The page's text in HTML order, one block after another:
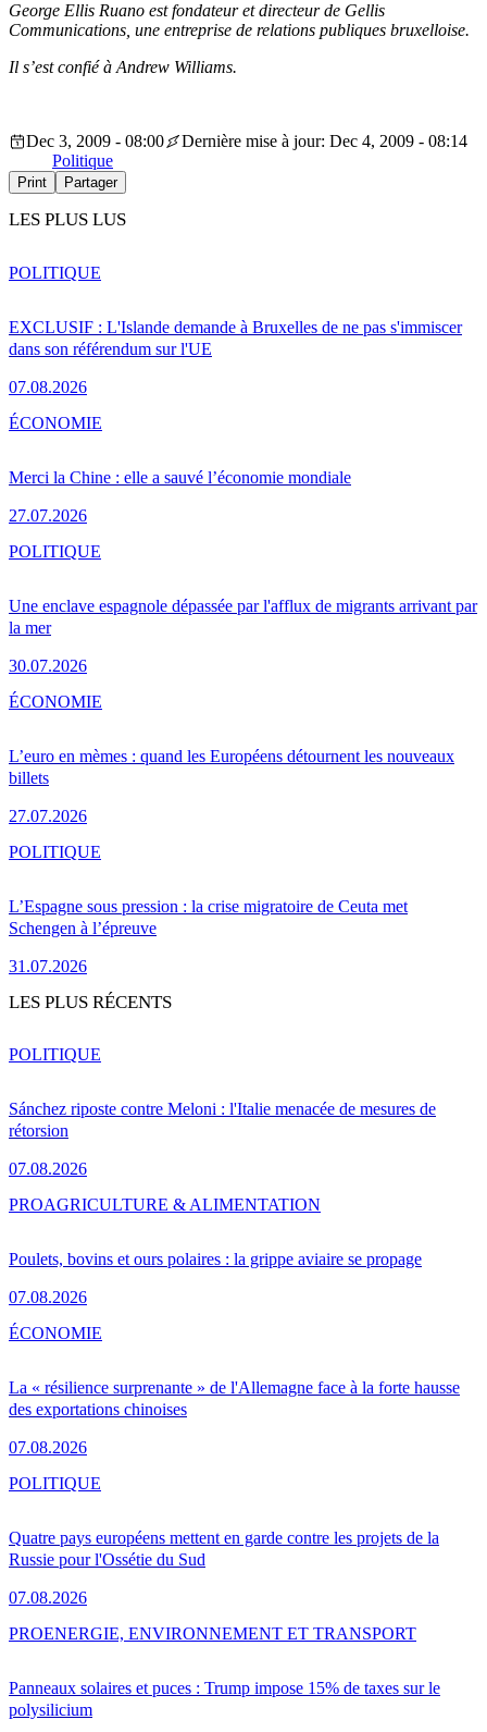
George Ellis Ruano est fondateur et directeur de Gellis
Communications, une entreprise de relations publiques bruxelloise.
Il s’est confié à Andrew Williams.
Dec 3, 2009 - 08:00
Dernière mise à jour: Dec 4, 2009 - 08:14
Politique
Print Partager
LES PLUS LUS
EXCLUSIF : L'Islande demande à Bruxelles de ne pas s'immiscer
dans son référendum sur l'UE
07.08.2026
POLITIQUE
Merci la Chine : elle a sauvé l’économie mondiale
27.07.2026
ÉCONOMIE
Une enclave espagnole dépassée par l'afflux de migrants arrivant par
la mer
30.07.2026
POLITIQUE
L’euro en mèmes : quand les Européens détournent les nouveaux
billets
27.07.2026
ÉCONOMIE
L’Espagne sous pression : la crise migratoire de Ceuta met
Schengen à l’épreuve
31.07.2026
POLITIQUE
LES PLUS RÉCENTS
Sánchez riposte contre Meloni : l'Italie menacée de mesures de
rétorsion
07.08.2026
POLITIQUE
Poulets, bovins et ours polaires : la grippe aviaire se propage
07.08.2026
PROAGRICULTURE & ALIMENTATION
La « résilience surprenante » de l'Allemagne face à la forte hausse
des exportations chinoises
07.08.2026
ÉCONOMIE
Quatre pays européens mettent en garde contre les projets de la
Russie pour l'Ossétie du Sud
07.08.2026
POLITIQUE
Panneaux solaires et puces : Trump impose 15% de taxes sur le
polysilicium
PROENERGIE, ENVIRONNEMENT ET TRANSPORT